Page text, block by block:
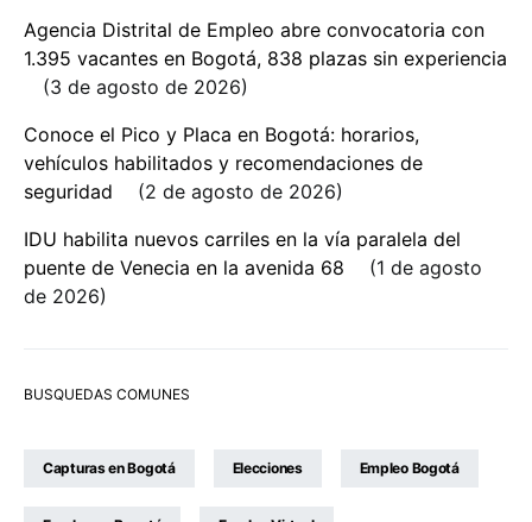
Agencia Distrital de Empleo abre convocatoria con
1.395 vacantes en Bogotá, 838 plazas sin experiencia
3 de agosto de 2026
Conoce el Pico y Placa en Bogotá: horarios,
vehículos habilitados y recomendaciones de
seguridad
2 de agosto de 2026
IDU habilita nuevos carriles en la vía paralela del
puente de Venecia en la avenida 68
1 de agosto
de 2026
BUSQUEDAS COMUNES
Capturas en Bogotá Elecciones Empleo Bogotá